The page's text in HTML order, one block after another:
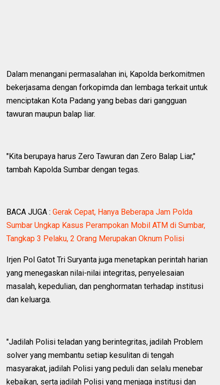
Dalam menangani permasalahan ini, Kapolda berkomitmen
bekerjasama dengan forkopimda dan lembaga terkait untuk
menciptakan Kota Padang yang bebas dari gangguan
tawuran maupun balap liar.
"Kita berupaya harus Zero Tawuran dan Zero Balap Liar,"
tambah Kapolda Sumbar dengan tegas.
BACA JUGA :Gerak Cepat, Hanya Beberapa Jam Polda
Sumbar Ungkap Kasus Perampokan Mobil ATM di Sumbar,
Tangkap 3 Pelaku, 2 Orang Merupakan Oknum Polisi
Irjen Pol Gatot Tri Suryanta juga menetapkan perintah harian
yang menegaskan nilai-nilai integritas, penyelesaian
masalah, kepedulian, dan penghormatan terhadap institusi
dan keluarga.
"Jadilah Polisi teladan yang berintegritas, jadilah Problem
solver yang membantu setiap kesulitan di tengah
masyarakat, jadilah Polisi yang peduli dan selalu menebar
kebaikan, serta jadilah Polisi yang menjaga institusi dan